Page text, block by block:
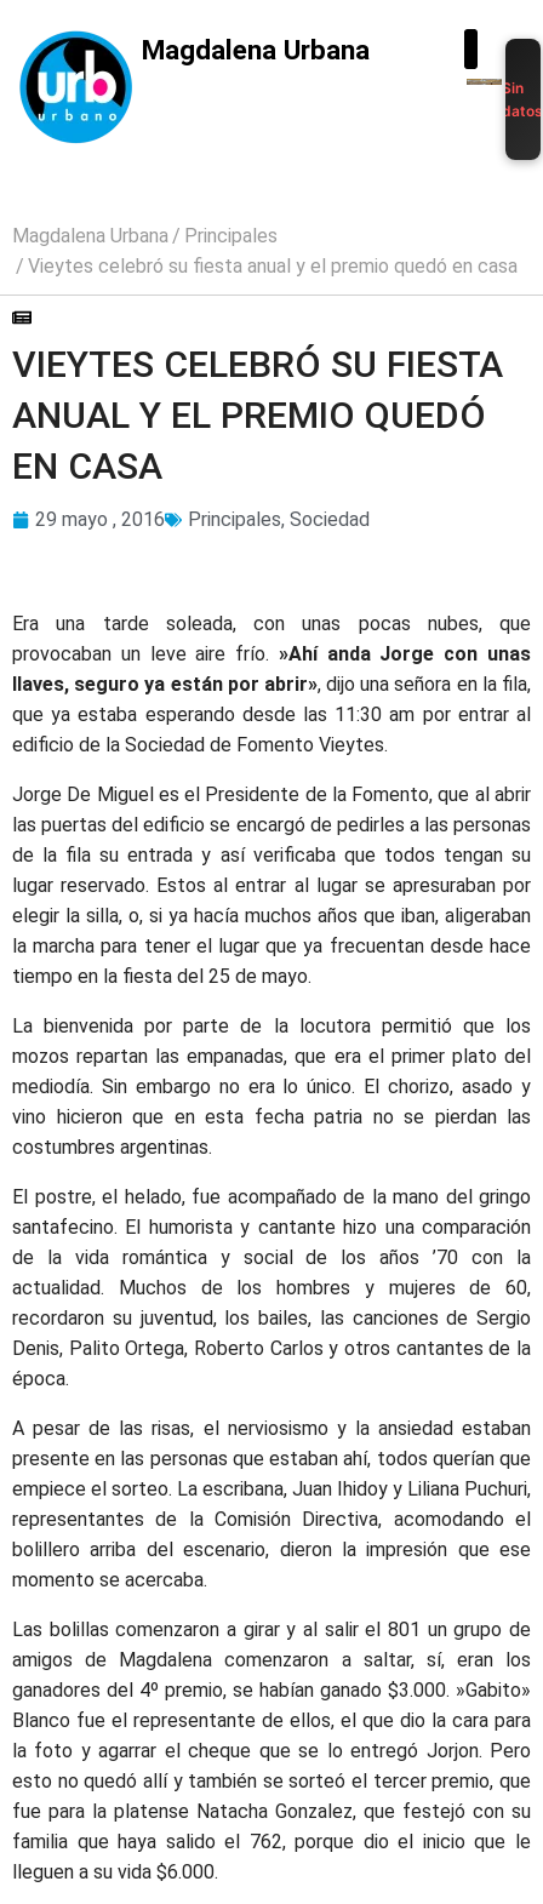
Magdalena Urbana
Sin
datos
Magdalena Urbana
Principales
Vieytes celebró su fiesta anual y el premio quedó en casa
VIEYTES CELEBRÓ SU FIESTA
ANUAL Y EL PREMIO QUEDÓ
EN CASA
29 mayo , 2016 Principales, Sociedad
Era una tarde soleada, con unas pocas nubes, que
provocaban un leve aire frío. »Ahí anda Jorge con unas
llaves, seguro ya están por abrir», dijo una señora en la fila,
que ya estaba esperando desde las 11:30 am por entrar al
edificio de la Sociedad de Fomento Vieytes.
Jorge De Miguel es el Presidente de la Fomento, que al abrir
las puertas del edificio se encargó de pedirles a las personas
de la fila su entrada y así verificaba que todos tengan su
lugar reservado. Estos al entrar al lugar se apresuraban por
elegir la silla, o, si ya hacía muchos años que iban, aligeraban
la marcha para tener el lugar que ya frecuentan desde hace
tiempo en la fiesta del 25 de mayo.
La bienvenida por parte de la locutora permitió que los
mozos repartan las empanadas, que era el primer plato del
mediodía. Sin embargo no era lo único. El chorizo, asado y
vino hicieron que en esta fecha patria no se pierdan las
costumbres argentinas.
El postre, el helado, fue acompañado de la mano del gringo
santafecino. El humorista y cantante hizo una comparación
de la vida romántica y social de los años ’70 con la
actualidad. Muchos de los hombres y mujeres de 60,
recordaron su juventud, los bailes, las canciones de Sergio
Denis, Palito Ortega, Roberto Carlos y otros cantantes de la
época.
A pesar de las risas, el nerviosismo y la ansiedad estaban
presente en las personas que estaban ahí, todos querían que
empiece el sorteo. La escribana, Juan Ihidoy y Liliana Puchuri,
representantes de la Comisión Directiva, acomodando el
bolillero arriba del escenario, dieron la impresión que ese
momento se acercaba.
Las bolillas comenzaron a girar y al salir el 801 un grupo de
amigos de Magdalena comenzaron a saltar, sí, eran los
ganadores del 4º premio, se habían ganado $3.000. »Gabito»
Blanco fue el representante de ellos, el que dio la cara para
la foto y agarrar el cheque que se lo entregó Jorjon. Pero
esto no quedó allí y también se sorteó el tercer premio, que
fue para la platense Natacha Gonzalez, que festejó con su
familia que haya salido el 762, porque dio el inicio que le
lleguen a su vida $6.000.